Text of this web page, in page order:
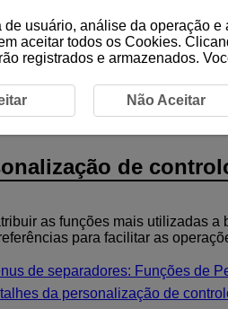
de
as funções mais utilizadas
para facilitar as
de separadores: Funções de
da personalização de
usuário, análise da operação
aceitar todos os Cookies.
registrados e armazenados.
Não Aceitar